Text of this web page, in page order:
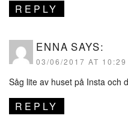
REPLY
ENNA SAYS:
03/06/2017 AT 10:29
Såg lite av huset på Insta och
REPLY